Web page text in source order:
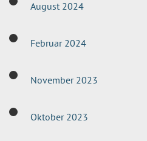
August 2024
Februar 2024
November 2023
Oktober 2023